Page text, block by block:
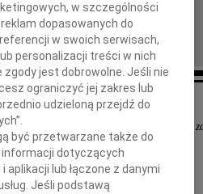
jest jednym z naszych życiowych
Marek Aureliusz
kwietnia 2026 roku w wieku 83 lat zmarł
w szczególności
dopasowanych do
w swoich serwisach,
personalizacji treści w nich
jest dobrowolne. Jeśli nie
ograniczyć jej zakres lub
udzieloną przejdź do
być przetwarzane także do
informacji dotyczących
lub łączone z danymi
Jeśli podstawą